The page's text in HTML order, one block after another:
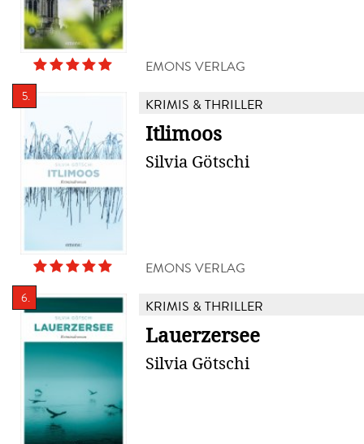
EMONS VERLAG
5. KRIMIS & THRILLER
Itlimoos
Silvia Götschi
EMONS VERLAG
6. KRIMIS & THRILLER
Lauerzersee
Silvia Götschi